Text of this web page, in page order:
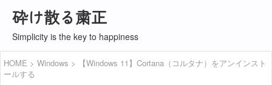
砕け散る粛正
Simplicity is the key to happiness
HOME Windows
【Windows 11】Cortana（コルタナ）をアンインスト
ールする